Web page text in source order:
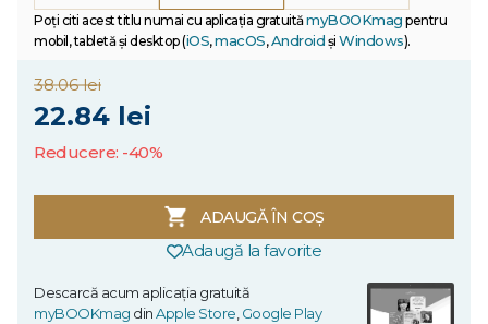
Poți citi acest titlu numai cu aplicația gratuitămyBOOKmag pentru
mobil, tabletă și desktop (iOS,macOS,Android și Windows).
38.06 lei
22.84 lei
Reducere: -40%
ADAUGĂ ÎN COȘ
Adaugă la favorite
Descarcă acum aplicația gratuită
myBOOKmag dinApple Store,Google Play